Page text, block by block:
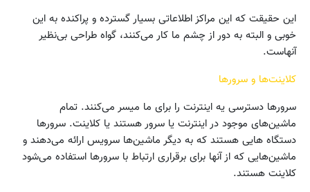
این حقیقت که این مراکز اطلاعاتی بسیار گسترده و پراکنده به این
خوبی و البته به دور از چشم ما کار می‌کنند، گواه طراحی بی‌نظیر
آنهاست.
کلاینت‌ها و سرورها
سرورها دسترسی یه اینترنت را برای ما میسر می‌کنند. تمام
ماشین‌های موجود در اینترنت یا سرور هستند یا کلاینت. سرورها
دستگاه هایی هستند که به دیگر ماشین‌ها سرویس ارائه می‌دهند و
ماشین‌هایی که از آنها برای برقراری ارتباط با سرورها استفاده می‌شود
کلاینت هستند.